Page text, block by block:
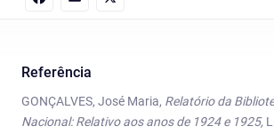
Referência
GONÇALVES, José Maria, Relatório da
Nacional: Relativo aos anos de 1924 e 1925,